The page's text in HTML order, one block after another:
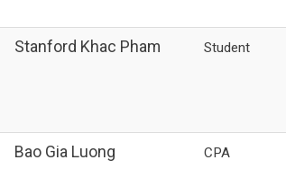
Stanford Khac Pham Student
Bao Gia Luong CPA